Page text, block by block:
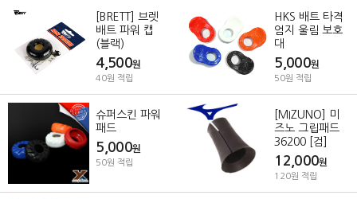
[BRETT] 브렛
배트 파워 캡
(블랙)
4,500원
40원 적립
HKS 배트 타격
엄지 울림 보호
대
5,000원
50원 적립
슈퍼스킨 파워
패드
5,000원
50원 적립
[MIZUNO] 미
즈노 그립패드
36200 [검]
12,000원
120원 적립